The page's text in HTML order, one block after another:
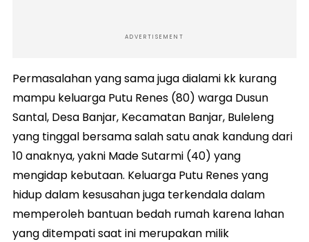
ADVERTISEMENT
Permasalahan yang sama juga dialami kk kurang
mampu keluarga Putu Renes (80) warga Dusun
Santal, Desa Banjar, Kecamatan Banjar, Buleleng
yang tinggal bersama salah satu anak kandung dari
10 anaknya, yakni Made Sutarmi (40) yang
mengidap kebutaan. Keluarga Putu Renes yang
hidup dalam kesusahan juga terkendala dalam
memperoleh bantuan bedah rumah karena lahan
yang ditempati saat ini merupakan milik